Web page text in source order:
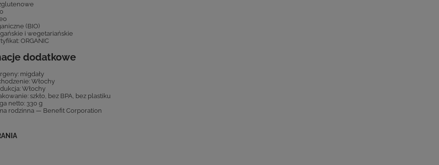
(BIO)
i wegetariańskie
ORGANIC
dodatkowe
migdały
Włochy
Włochy
szkło, bez BPA, bez plastiku
netto: 330 g
rodzinna — Benefit Corporation